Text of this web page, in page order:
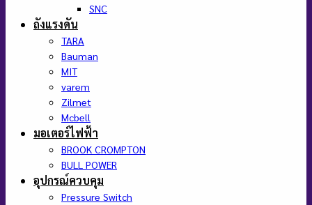
SNC
ถังแรงดัน
TARA
Bauman
MIT
varem
Zilmet
Mcbell
มอเตอร์ไฟฟ้า
BROOK CROMPTON
BULL POWER
อุปกรณ์ควบคุม
Pressure Switch